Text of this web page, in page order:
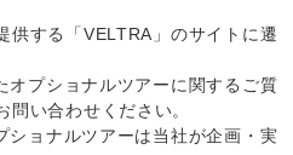
する「VELTRA」のサイトに遷
プショナルツアーに関するご質
問い合わせください。
ョナルツアーは当社が企画・実